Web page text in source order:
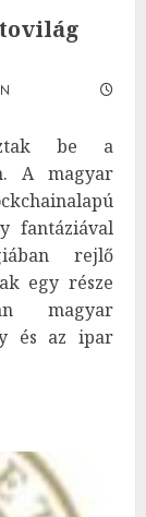
be a
A magyar
fantáziával
rejlő
egy része
magyar
és az ipar